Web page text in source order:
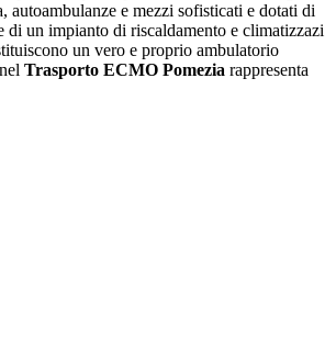
autoambulanze e mezzi sofisticati e dotati di
un impianto di riscaldamento e climatizzazi
un vero e proprio ambulatorio
Trasporto ECMO Pomezia rappresenta